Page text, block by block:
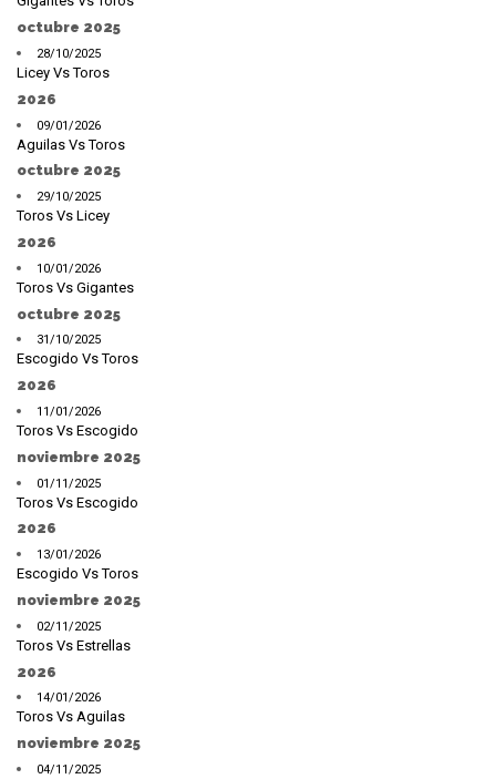
octubre 2025
28/10/2025
Licey Vs Toros
2026
09/01/2026
Aguilas Vs Toros
octubre 2025
29/10/2025
Toros Vs Licey
2026
10/01/2026
Toros Vs Gigantes
octubre 2025
31/10/2025
Escogido Vs Toros
2026
11/01/2026
Toros Vs Escogido
noviembre 2025
01/11/2025
Toros Vs Escogido
2026
13/01/2026
Escogido Vs Toros
noviembre 2025
02/11/2025
Toros Vs Estrellas
2026
14/01/2026
Toros Vs Aguilas
noviembre 2025
04/11/2025